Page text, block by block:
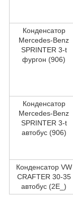
Конденсатор
Mercedes-Benz
SPRINTER 3-t
фургон (906)
Конденсатор
Mercedes-Benz
SPRINTER 3-t
автобус (906)
Конденсатор VW
CRAFTER 30-35
автобус (2E_)